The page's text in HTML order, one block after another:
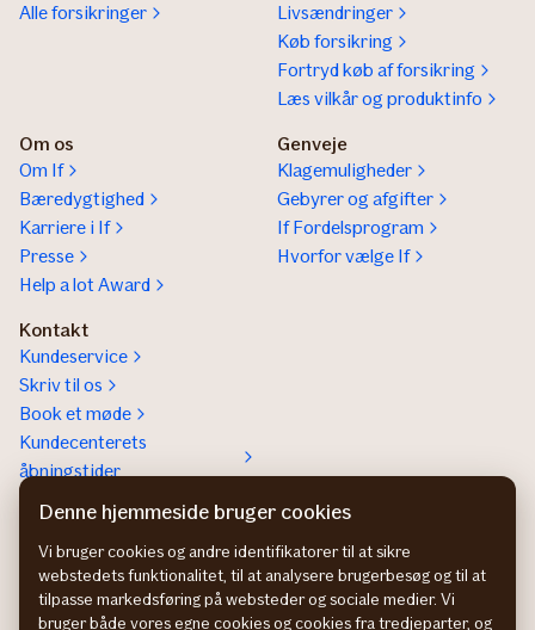
Alle forsikringer
Livsændringer
Køb forsikring
Fortryd køb af forsikring
Læs vilkår og produktinfo
Om os
Om If
Bæredygtighed
Karriere i If
Presse
Help a lot Award
Genveje
Klagemuligheder
Gebyrer og afgifter
If Fordelsprogram
Hvorfor vælge If
Kontakt
Kundeservice
Skriv til os
Book et møde
Kundecenterets
åbningstider
Kontakt os om
Erhvervsforsikringer
In English
Denne hjemmeside bruger cookies
Vi bruger cookies og andre identifikatorer til at sikre
webstedets funktionalitet, til at analysere brugerbesøg og til at
tilpasse markedsføring på websteder og sociale medier. Vi
bruger både vores egne cookies og cookies fra tredjeparter, og